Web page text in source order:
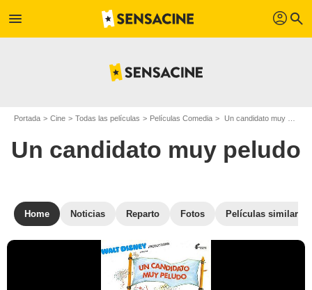
menu profil search
Portada Cine Todas las películas Películas Comedia Un candidato muy peludo
Un candidato muy peludo
Home Noticias Reparto Fotos Películas similares